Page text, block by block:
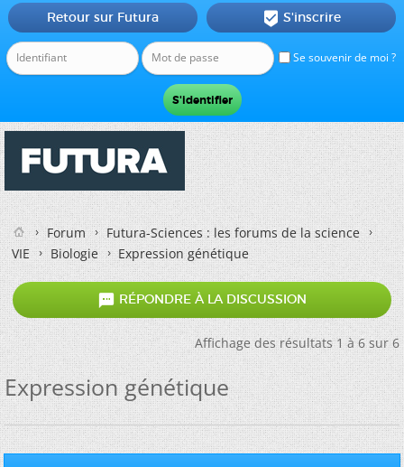
Se souvenir de moi ?
Retour sur Futura  S'inscrire
Forum
Futura-Sciences : les forums de la science
VIE
Biologie Expression génétique
 RÉPONDRE À LA DISCUSSION
Affichage des résultats 1 à 6 sur 6
Expression génétique